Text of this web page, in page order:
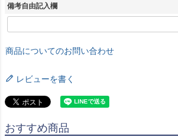
備考自由記入欄
商品についてのお問い合わせ
レビューを書く
おすすめ商品